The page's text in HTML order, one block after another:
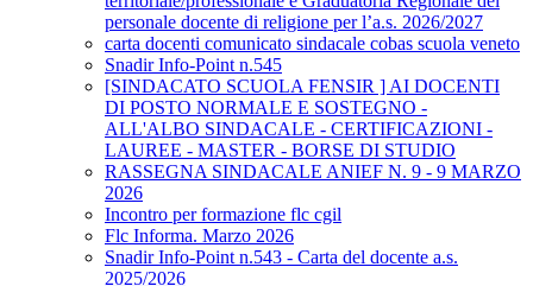
personale docente di religione per l’a.s. 2026/2027
carta docenti comunicato sindacale cobas scuola veneto
Snadir Info-Point n.545
[SINDACATO SCUOLA FENSIR ] AI DOCENTI
DI POSTO NORMALE E SOSTEGNO -
ALL'ALBO SINDACALE - CERTIFICAZIONI -
LAUREE - MASTER - BORSE DI STUDIO
RASSEGNA SINDACALE ANIEF N. 9 - 9 MARZO
2026
Incontro per formazione flc cgil
Flc Informa. Marzo 2026
Snadir Info-Point n.543 - Carta del docente a.s.
2025/2026